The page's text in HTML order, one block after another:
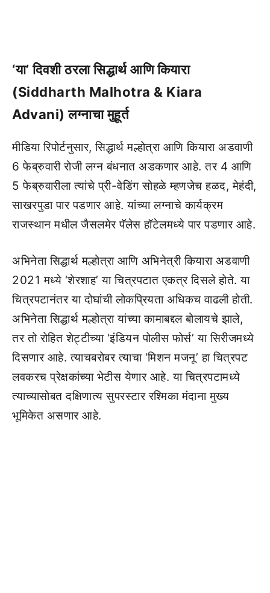
‘या’ दिवशी ठरला सिद्धार्थ आणि कियारा
(Siddharth Malhotra & Kiara
Advani) लग्नाचा मुहूर्त
मीडिया रिपोर्टनुसार, सिद्धार्थ मल्होत्रा आणि कियारा अडवाणी
6 फेब्रुवारी रोजी लग्न बंधनात अडकणार आहे. तर 4 आणि
5 फेब्रुवारीला त्यांचे प्री-वेडिंग सोहळे म्हणजेच हळद, मेहंदी,
साखरपुडा पार पडणार आहे. यांच्या लग्नाचे कार्यक्रम
राजस्थान मधील जैसलमेर पॅलेस हॉटेलमध्ये पार पडणार आहे.
अभिनेता सिद्धार्थ मल्होत्रा आणि अभिनेत्री कियारा अडवाणी
2021 मध्ये ‘शेरशाह’ या चित्रपटात एकत्र दिसले होते. या
चित्रपटानंतर या दोघांची लोकप्रियता अधिकच वाढली होती.
अभिनेता सिद्धार्थ मल्होत्रा यांच्या कामाबद्दल बोलायचे झाले,
तर तो रोहित शेट्टीच्या ‘इंडियन पोलीस फोर्स’ या सिरीजमध्ये
दिसणार आहे. त्याचबरोबर त्याचा ‘मिशन मजनू’ हा चित्रपट
लवकरच प्रेक्षकांच्या भेटीस येणार आहे. या चित्रपटामध्ये
त्याच्यासोबत दक्षिणात्य सुपरस्टार रश्मिका मंदाना मुख्य
भूमिकेत असणार आहे.